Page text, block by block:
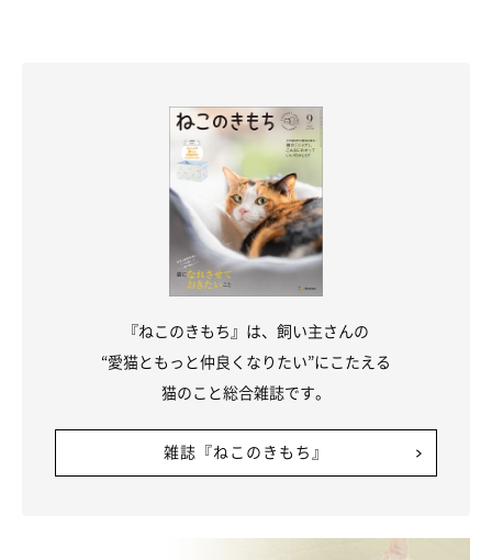
『ねこのきもち』は、飼い主さんの
“愛猫ともっと仲良くなりたい”にこたえる
猫のこと総合雑誌です。
雑誌『ねこのきもち』